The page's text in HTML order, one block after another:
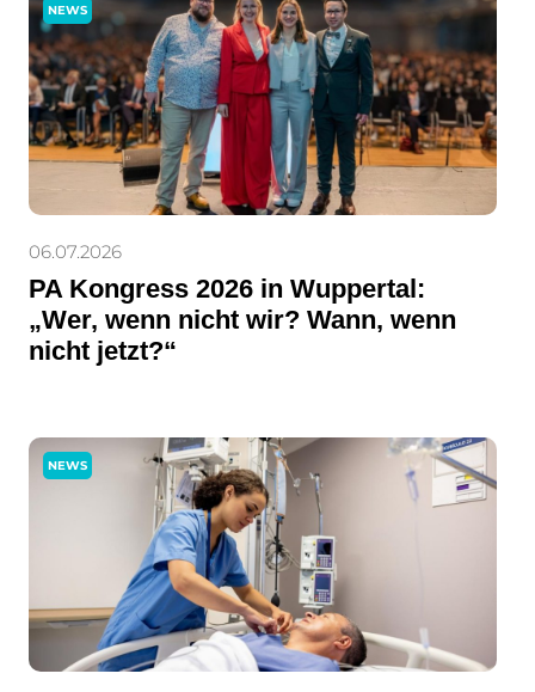
NEWS
06.07.2026
PA Kongress 2026 in Wuppertal:
„Wer, wenn nicht wir? Wann, wenn
nicht jetzt?“
NEWS